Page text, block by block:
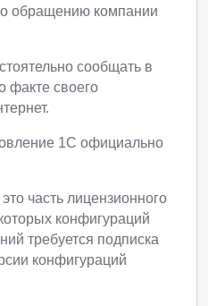
обращению компании
сообщать в
факте своего
1С официально
часть лицензионного
конфигураций
требуется подписка
конфигураций